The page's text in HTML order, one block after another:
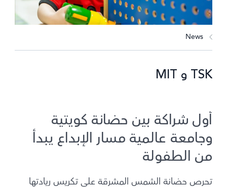
News
TSK و MIT
أول شراكة بين حضانة كويتية
وجامعة عالمية مسار الإبداع يبدأ
من الطفولة
تحرص حضانة الشمس المشرقة على تكريس ريادتها